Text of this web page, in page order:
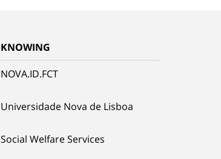
KNOWING
NOVA.ID.FCT
Universidade Nova de Lisboa
Social Welfare Services